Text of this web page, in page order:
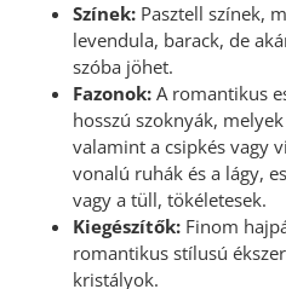
Színek: Pasztell színek,
levendula, barack, de
szóba jöhet.
Fazonok: A romantikus
hosszú szoknyák,
valamint a csipkés vagy
vonalú ruhák és a lágy,
vagy a tüll, tökéletesek.
Kiegészítők: Finom
romantikus stílusú
kristályok.